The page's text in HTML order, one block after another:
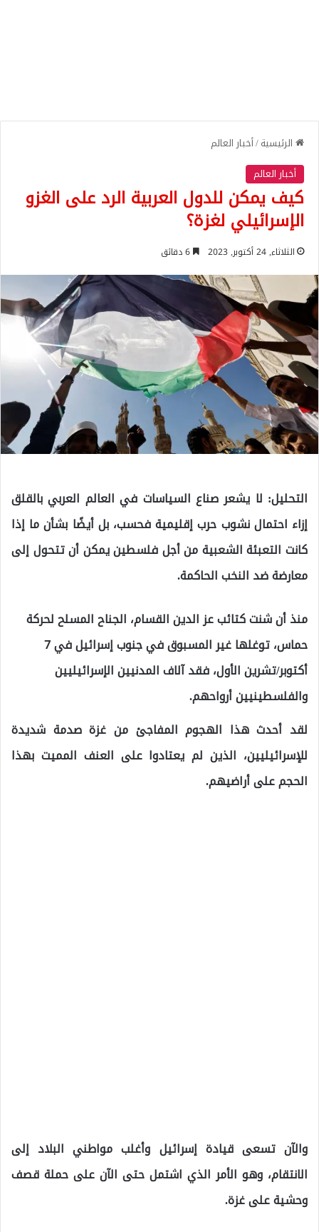
الرئيسية/أخبار العالم
أخبار العالم
كيف يمكن للدول العربية الرد على الغزو
الإسرائيلي لغزة؟
الثلاثاء, 24 أكتوبر, 2023
التحليل: لا يشعر صناع السياسات في العالم العربي بالقلق
إزاء احتمال نشوب حرب إقليمية فحسب، بل أيضًا بشأن ما إذا
كانت التعبئة الشعبية من أجل فلسطين يمكن أن تتحول إلى
معارضة ضد النخب الحاكمة.
منذ أن شنت كتائب عز الدين القسام، الجناح المسلح لحركة
حماس، توغلها غير المسبوق في جنوب إسرائيل في 7
أكتوبر/تشرين الأول، فقد آلاف المدنيين الإسرائيليين
والفلسطينيين أرواحهم.
لقد أحدث هذا الهجوم المفاجئ من غزة صدمة شديدة
للإسرائيليين، الذين لم يعتادوا على العنف المميت بهذا
الحجم على أراضيهم.
والآن تسعى قيادة إسرائيل وأغلب مواطني البلاد إلى
الانتقام، وهو الأمر الذي اشتمل حتى الآن على حملة قصف
وحشية على غزة.